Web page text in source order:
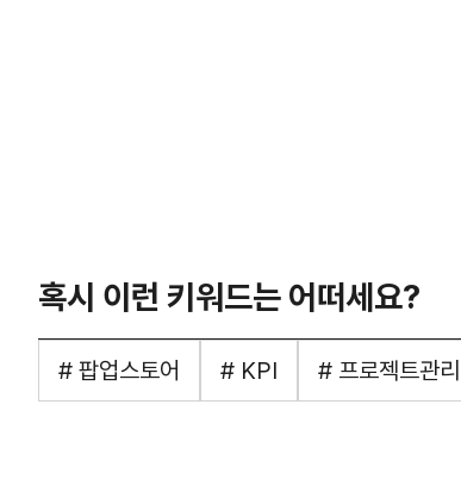
혹시 이런 키워드는 어떠세요?
# 팝업스토어 # KPI # 프로젝트관리